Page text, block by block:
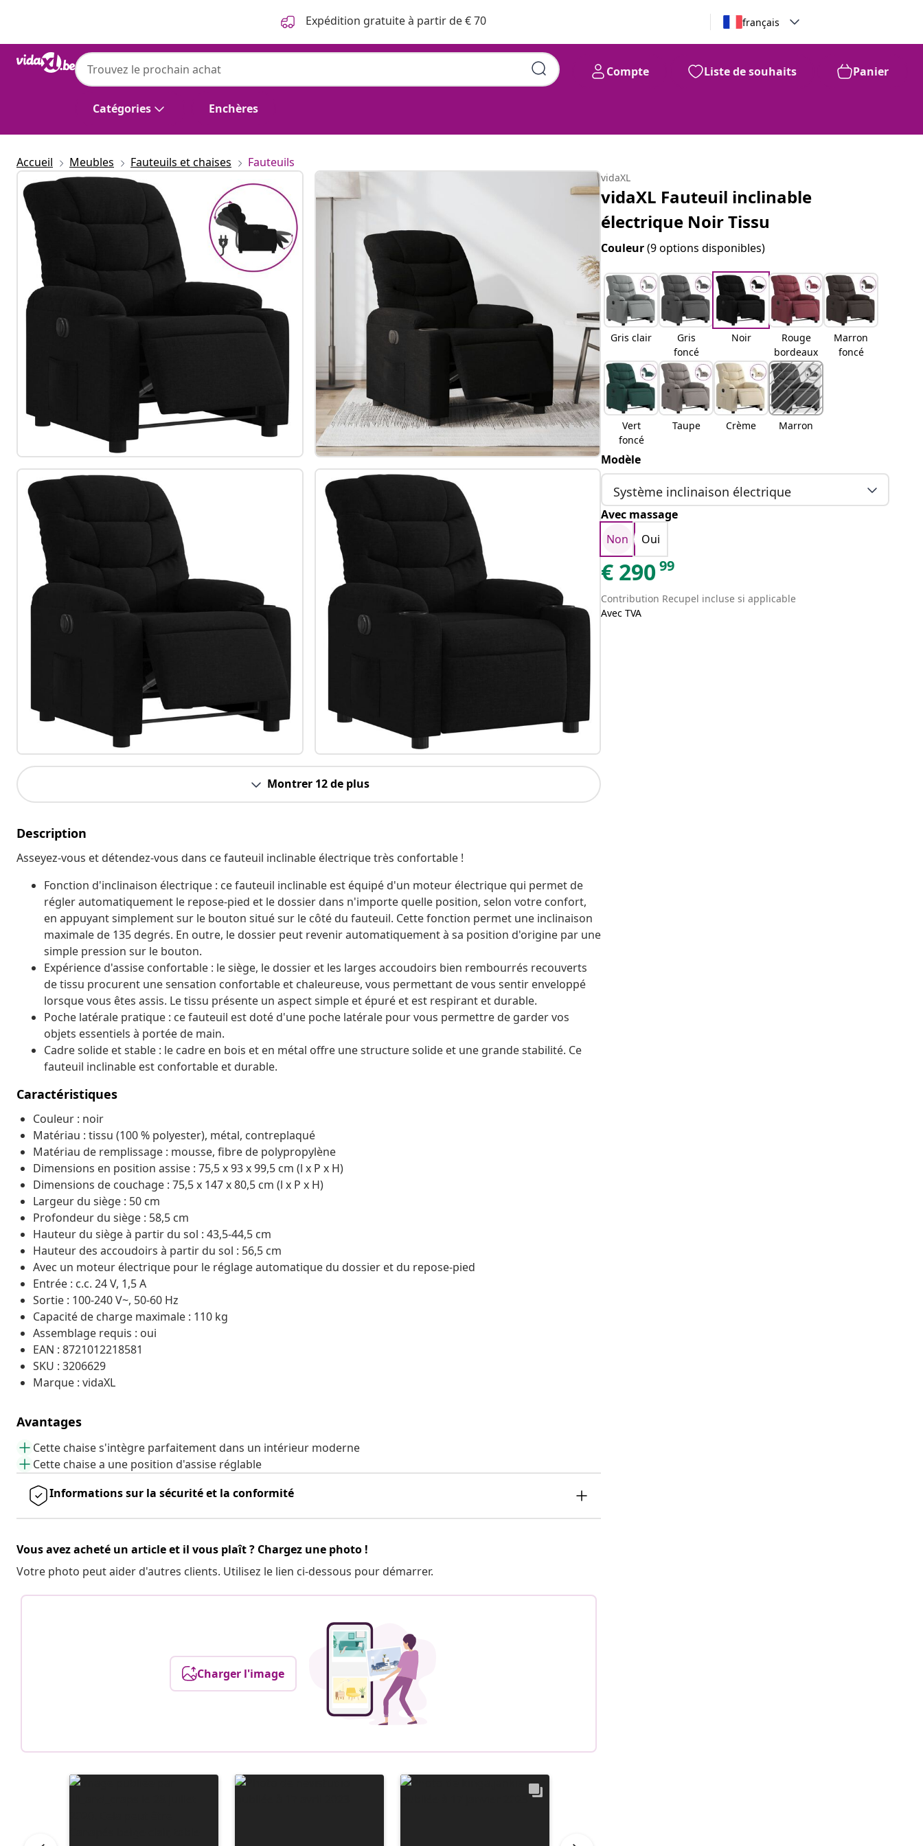
Expédition gratuite à partir de € 70 français
Catégories Enchères
Compte Liste de souhaits Panier
Accueil Meubles Fauteuils et chaises Fauteuils
Montrer 12 de plus
Description
Asseyez-vous et détendez-vous dans ce fauteuil inclinable électrique très confortable !
Fonction d'inclinaison électrique : ce fauteuil inclinable est équipé d'un moteur électrique qui permet de
régler automatiquement le repose-pied et le dossier dans n'importe quelle position, selon votre confort,
en appuyant simplement sur le bouton situé sur le côté du fauteuil. Cette fonction permet une inclinaison
maximale de 135 degrés. En outre, le dossier peut revenir automatiquement à sa position d'origine par une
simple pression sur le bouton.
Expérience d'assise confortable : le siège, le dossier et les larges accoudoirs bien rembourrés recouverts
de tissu procurent une sensation confortable et chaleureuse, vous permettant de vous sentir enveloppé
lorsque vous êtes assis. Le tissu présente un aspect simple et épuré et est respirant et durable.
Poche latérale pratique : ce fauteuil est doté d'une poche latérale pour vous permettre de garder vos
objets essentiels à portée de main.
Cadre solide et stable : le cadre en bois et en métal offre une structure solide et une grande stabilité. Ce
fauteuil inclinable est confortable et durable.
Caractéristiques
Couleur : noir
Matériau : tissu (100 % polyester), métal, contreplaqué
Matériau de remplissage : mousse, fibre de polypropylène
Dimensions en position assise : 75,5 x 93 x 99,5 cm (l x P x H)
Dimensions de couchage : 75,5 x 147 x 80,5 cm (l x P x H)
Largeur du siège : 50 cm
Profondeur du siège : 58,5 cm
Hauteur du siège à partir du sol : 43,5-44,5 cm
Hauteur des accoudoirs à partir du sol : 56,5 cm
Avec un moteur électrique pour le réglage automatique du dossier et du repose-pied
Entrée : c.c. 24 V, 1,5 A
Sortie : 100-240 V~, 50-60 Hz
Capacité de charge maximale : 110 kg
Assemblage requis : oui
EAN : 8721012218581
SKU : 3206629
Marque : vidaXL
Avantages
Cette chaise s'intègre parfaitement dans un intérieur moderne
Cette chaise a une position d'assise réglable
Informations sur la sécurité et la conformité
Vous avez acheté un article et il vous plaît ? Chargez une photo !
Votre photo peut aider d'autres clients. Utilisez le lien ci-dessous pour démarrer.
Charger l'image
vidaXL
vidaXL Fauteuil inclinable
électrique Noir Tissu
Couleur(9 options disponibles)
Gris clair
Gris
foncé
Noir
Rouge
bordeaux
Marron
foncé
Vert
foncé
Taupe Crème Marron
Modèle
Système inclinaison électrique
Avec massage
Non
Oui
€ 29099
Contribution Recupel incluse si applicable
Avec TVA